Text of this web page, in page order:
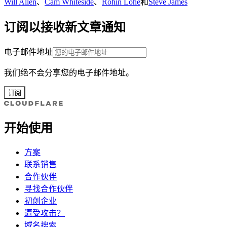
订阅以接收新文章通知
电子邮件地址
我们绝不会分享您的电子邮件地址。
订阅
开始使用
方案
联系销售
合作伙伴
寻找合作伙伴
初创企业
遭受攻击？